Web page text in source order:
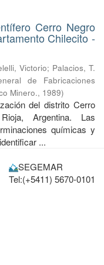
Cerro Negro
Chilecito -
Victorio; Palacios, T.
de Fabricaciones
Minero., 1989)
del distrito Cerro
Argentina. Las
químicas y
...
SEGEMAR
Tel:(+5411) 5670-0101